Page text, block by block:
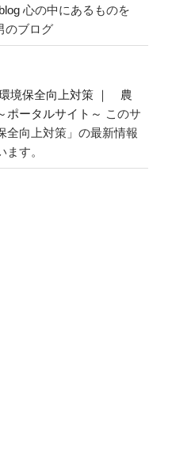
心の中にあるものを
のブログ
境保全向上対策 ｜ 農
ータルサイト～ このサ
全向上対策」の最新情報
す。